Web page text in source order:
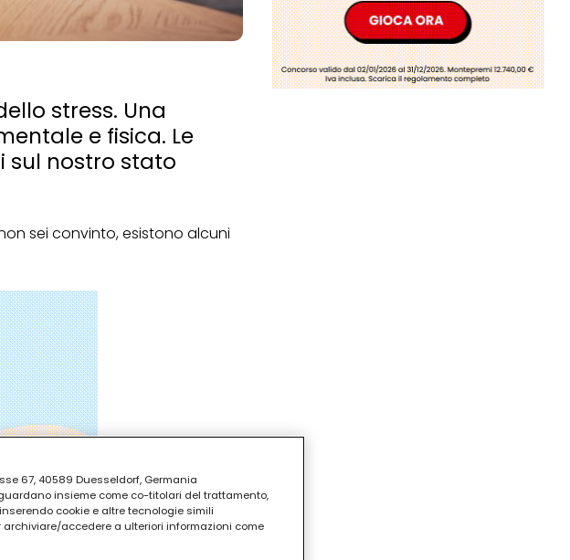
stress. Una
e fisica. Le
sul nostro stato
sei convinto, esistono alcuni
67, 40589 Duesseldorf, Germania
insieme come co-titolari del trattamento,
cookie e altre tecnologie simili
accedere a ulteriori informazioni come